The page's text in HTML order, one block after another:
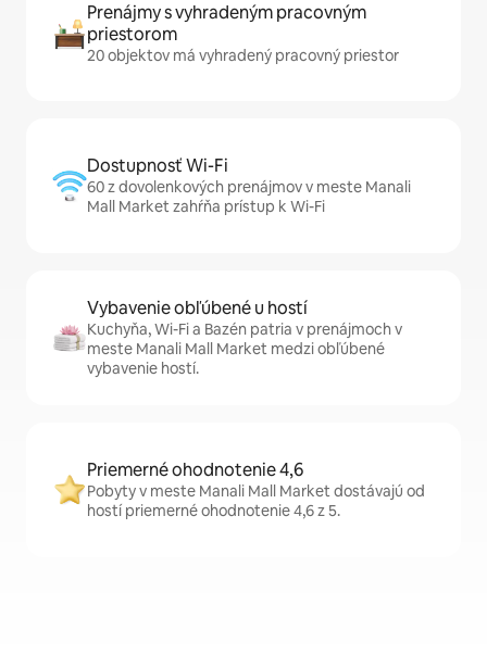
Prenájmy s vyhradeným pracovným
priestorom
20 objektov má vyhradený pracovný priestor
Dostupnosť Wi-Fi
60 z dovolenkových prenájmov v meste Manali
Mall Market zahŕňa prístup k Wi-Fi
Vybavenie obľúbené u hostí
Kuchyňa, Wi-Fi a Bazén patria v prenájmoch v
meste Manali Mall Market medzi obľúbené
vybavenie hostí.
Priemerné ohodnotenie 4,6
Pobyty v meste Manali Mall Market dostávajú od
hostí priemerné ohodnotenie 4,6 z 5.